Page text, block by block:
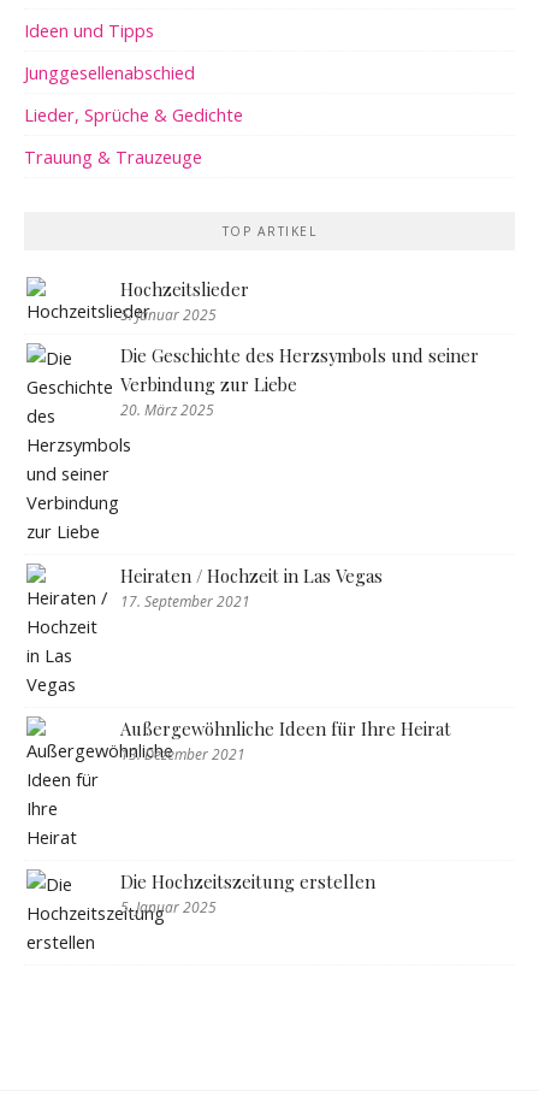
Ideen und Tipps
Junggesellenabschied
Lieder, Sprüche & Gedichte
Trauung & Trauzeuge
TOP ARTIKEL
Hochzeitslieder
5. Januar 2025
Die Geschichte des Herzsymbols und seiner
Verbindung zur Liebe
20. März 2025
Heiraten / Hochzeit in Las Vegas
17. September 2021
Außergewöhnliche Ideen für Ihre Heirat
13. Dezember 2021
Die Hochzeitszeitung erstellen
5. Januar 2025